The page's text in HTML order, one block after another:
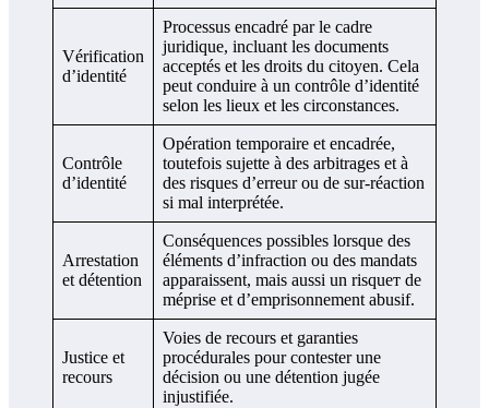
Vérification
d’identité
Processus encadré par le cadre
juridique, incluant les documents
acceptés et les droits du citoyen. Cela
peut conduire à un contrôle d’identité
selon les lieux et les circonstances.
Contrôle
d’identité
Opération temporaire et encadrée,
toutefois sujette à des arbitrages et à
des risques d’erreur ou de sur-réaction
si mal interprétée.
Arrestation
et détention
Conséquences possibles lorsque des
éléments d’infraction ou des mandats
apparaissent, mais aussi un risqueт de
méprise et d’emprisonnement abusif.
Justice et
recours
Voies de recours et garanties
procédurales pour contester une
décision ou une détention jugée
injustifiée.